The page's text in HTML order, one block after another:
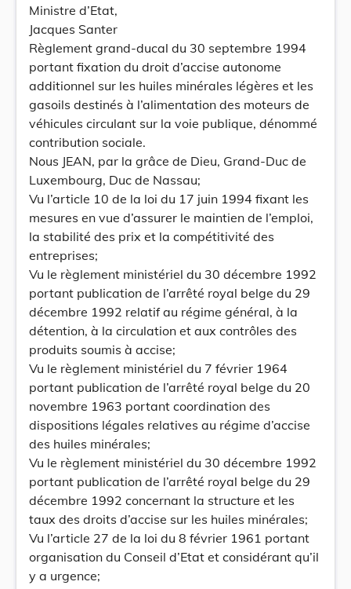
Ministre d’Etat,
Jacques Santer
Règlement grand-ducal du 30 septembre 1994
portant fixation du droit d’accise autonome
additionnel sur les huiles minérales légères et les
gasoils destinés à l’alimentation des moteurs de
véhicules circulant sur la voie publique, dénommé
contribution sociale.
Nous JEAN, par la grâce de Dieu, Grand-Duc de
Luxembourg, Duc de Nassau;
Vu l’article 10 de la loi du 17 juin 1994 fixant les
mesures en vue d’assurer le maintien de l’emploi,
la stabilité des prix et la compétitivité des
entreprises;
Vu le règlement ministériel du 30 décembre 1992
portant publication de l’arrêté royal belge du 29
décembre 1992 relatif au régime général, à la
détention, à la circulation et aux contrôles des
produits soumis à accise;
Vu le règlement ministériel du 7 février 1964
portant publication de l’arrêté royal belge du 20
novembre 1963 portant coordination des
dispositions légales relatives au régime d’accise
des huiles minérales;
Vu le règlement ministériel du 30 décembre 1992
portant publication de l’arrêté royal belge du 29
décembre 1992 concernant la structure et les
taux des droits d’accise sur les huiles minérales;
Vu l’article 27 de la loi du 8 février 1961 portant
organisation du Conseil d’Etat et considérant qu’il
y a urgence;